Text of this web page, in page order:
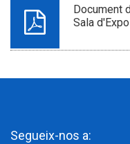
Document
Sala
Segueix-nos a: